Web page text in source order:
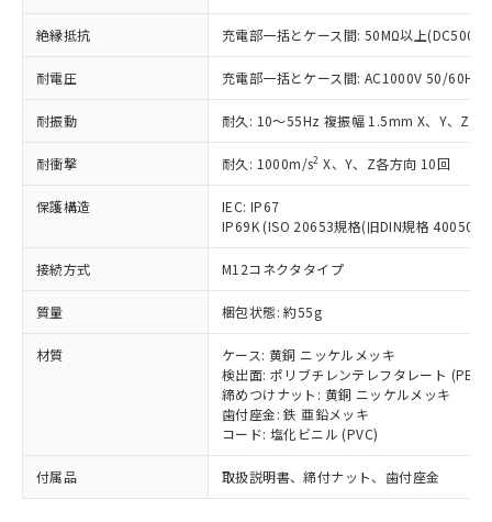
絶縁抵抗 充電部一括とケース間: 50MΩ以上(DC500V
耐電圧 充電部一括とケース間: AC1000V 50/60Hz
耐振動 耐久: 10～55Hz 複振幅 1.5mm X、Y、Z各
耐衝撃 耐久: 1000m/s2 X、Y、Z各方向 10回
保護構造
IEC: IP67
IP69K (ISO 20653規格(旧DIN規格 40050
接続方式 M12コネクタタイプ
質量 梱包状態: 約55g
材質
ケース: 黄銅 ニッケルメッキ
検出面: ポリブチレンテレフタレート (PBT)
締めつけナット: 黄銅 ニッケルメッキ
歯付座金: 鉄 亜鉛メッキ
コード: 塩化ビニル (PVC)
付属品 取扱説明書、締付ナット、歯付座金
在庫状況および標準価格照会結果は、
記載している更新日時点での社内デー
タに基づき作成されるものであり、閲
覧された時点での実際の在庫および標
準価格とは異なる場合があることをご
了承ください。
正式な納期状況および標準価格はお客
様のお取引先、またはお客様担当のオ
ムロン制御機器販売店・当社販売員に
ご相談ください。
オムロン制御機器販売店や当社販売拠
販売ネットワーク
」をご確認
在庫状況および標準価格結果を当社の
事前の承諾なく第三者に漏洩または開
示しないようお願いします。
マイパーツ機能（部品リスト作成サー
ビス）をご利用いただくには、I-Web
メンバーズにご登録されている必要が
お客様が当ウェブサイト上で当社にご
むを得ず変更することがあります。
*EU RoHS指令（10物質）：
鉛(Pb) 1000ppm以下、 水銀(Hg) 1000ppm以下、 カド
ミウム(Cd) 100ppm以下、
六価クロム(Cr(Ⅵ)) 1000ppm以下、ポリ臭化ビフェニル
類(PBB) 1000ppm以下、ポリ臭化ジフェニルエーテル類
(PBDE) 1000ppm以下、フタル酸ビス(2-エチルヘキシ
ル) (DEHP)(別名：DOP) 1000ppm以下、フタル酸ブチ
(DIBP) 1000ppm以下
但し、RoHS指令で産業用監視および制御機器に対する
適用除外項目は除く。
フタル酸エステル類の４物質については閾値を超える意
図的な使用がないことを確認しています。
※2 対応予定月
部品在庫の切り替え状況などにより、予定
月が前後することがあります。
※3 非含有証明書ダウンロード
「－」：未確認です。当社販売部門へお問
い合わせください。
*中国RoHS10物質の基準値 (GB/T26572)：
Pb(鉛) :1000ppm、 Hg(水銀) : 1000ppm、 Cd(カドミウ
Cr(Ⅵ)(六価クロム) : 1000ppm、 PBBs(ポリ臭化ビフェ
ニル類) : 1000ppm、 PBDEs(ポリ臭化ジフェニルエーテ
DBP(フタル酸ジブチル) : 1000ppm、 DIBP(フタル酸ジ
イソブチル) : 1000ppm、 BBP(フタル酸ブチルベンジ
ル) : 1000ppm、
DEHP(フタル酸ビス(2-エチルヘキシル)) : 1000ppm
※2 環境保護使用期限
「ｅ」：有害物質（10物質）のすべてが基
準値以下であることを示します。
「10」：通常の使用状況下において有害物
質が外部に漏えいし、環境に深刻な影響を
及ぼさない年数を意味します。
「－」：未確認です。当社販売部門へお問
い合わせください。
為替および外国貿易法に定める商品
（以下｢規制貨物等」という）を輸出
または国外への提供する場合は、日本
国政府の輸出許可(または役務取引許
可)を取得するなどの必要な手続きを
当社は規制貨物を破棄する場合は、完
全に破砕するなど、違法に輸出されな
いよう必要な手段を講じます。
当社は貴社製品を、核兵器、ミサイ
ル、化学兵器、生物兵器またはその他
武器並びにこれらの製造装置等に一切
使用いたしません。
当社は、貴社製品を第三者に販売する
場合は、上記1、2および3の内容を当
該第三者に通知します。また当社は、
販売先および販売に係わる関係者が違
法に輸出するおそれがある場合は、取
り引きをいたしません。
一定数以上の在庫あり
一定数には満たないが在庫あり
在庫なし(最新の在庫状況につ
いては、お客様のお取引先、ま
たはお客様担当のオムロン制御
機器販売店・当社販売員にご確
認ください)
受注生産機種、また在庫状況の
情報を公開していない機種